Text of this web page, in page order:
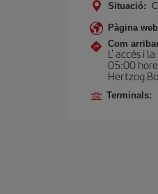
Situació:
Pàgina
Com
L' accés i
05:00
Hertzog
Terminals: